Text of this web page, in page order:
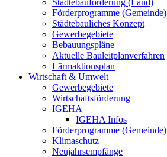
Städtebauförderung (Land)
Förderprogramme (Gemeinde)
Städtebauliches Konzept
Gewerbegebiete
Bebauungspläne
Aktuelle Bauleitplanverfahren
Lärmaktionsplan
Wirtschaft & Umwelt
Gewerbegebiete
Wirtschaftsförderung
IGEHA
IGEHA Infos
Förderprogramme (Gemeinde)
Klimaschutz
Neujahrsempfänge